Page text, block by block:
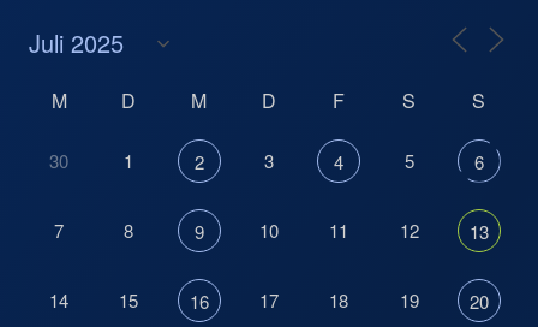
M D M D F S S
30 1 2 3 4 5 6
7 8 9 10 11 12 13
14 15 16 17 18 19 20